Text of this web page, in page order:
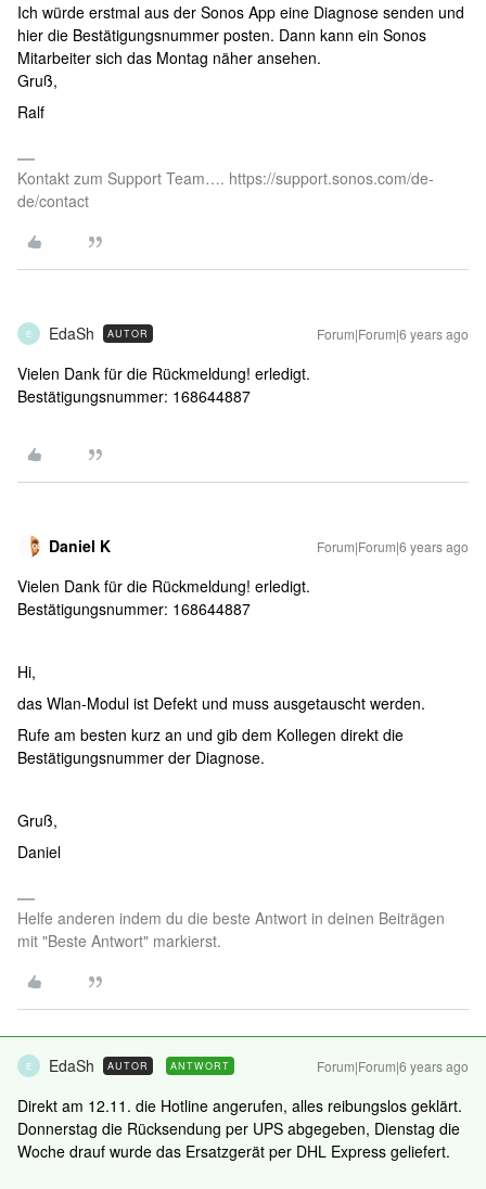
Ich würde erstmal aus der Sonos App eine Diagnose senden und
hier die Bestätigungsnummer posten. Dann kann ein Sonos
Mitarbeiter sich das Montag näher ansehen.
Gruß,
Ralf
Kontakt zum Support Team…. https://support.sonos.com/de-
de/contact
E EdaSh AUTOR Forum|Forum|6 years ago
Vielen Dank für die Rückmeldung! erledigt.
Bestätigungsnummer: 168644887
Daniel K Forum|Forum|6 years ago
Vielen Dank für die Rückmeldung! erledigt.
Bestätigungsnummer: 168644887
Hi,
das Wlan-Modul ist Defekt und muss ausgetauscht werden.
Rufe am besten kurz an und gib dem Kollegen direkt die
Bestätigungsnummer der Diagnose.
Gruß,
Daniel
Helfe anderen indem du die beste Antwort in deinen Beiträgen
mit "Beste Antwort" markierst.
E EdaSh AUTOR ANTWORT Forum|Forum|6 years ago
Direkt am 12.11. die Hotline angerufen, alles reibungslos geklärt.
Donnerstag die Rücksendung per UPS abgegeben, Dienstag die
Woche drauf wurde das Ersatzgerät per DHL Express geliefert.